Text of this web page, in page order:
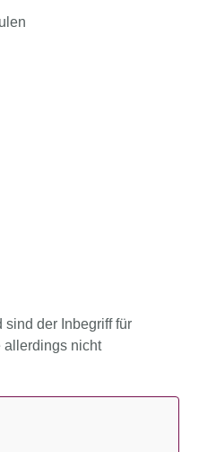
der Inbegriff für
allerdings nicht